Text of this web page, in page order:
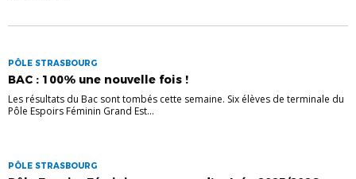
PÔLE STRASBOURG
BAC : 100% une nouvelle fois !
Les résultats du Bac sont tombés cette semaine. Six élèves de terminale du
Pôle Espoirs Féminin Grand Est...
PÔLE STRASBOURG